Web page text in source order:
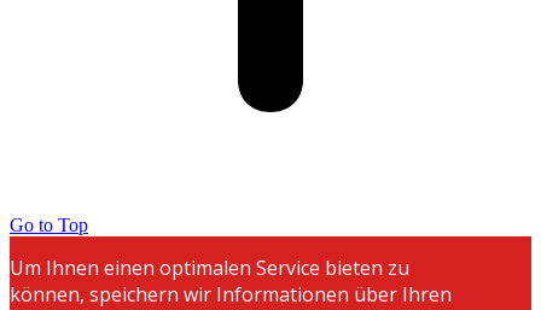
Go to Top
Um Ihnen einen optimalen Service bieten zu
können, speichern wir Informationen über Ihren